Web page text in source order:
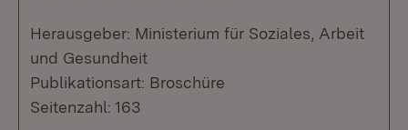
Herausgeber: Ministerium für Soziales, Arbeit
und Gesundheit
Publikationsart: Broschüre
Seitenzahl: 163